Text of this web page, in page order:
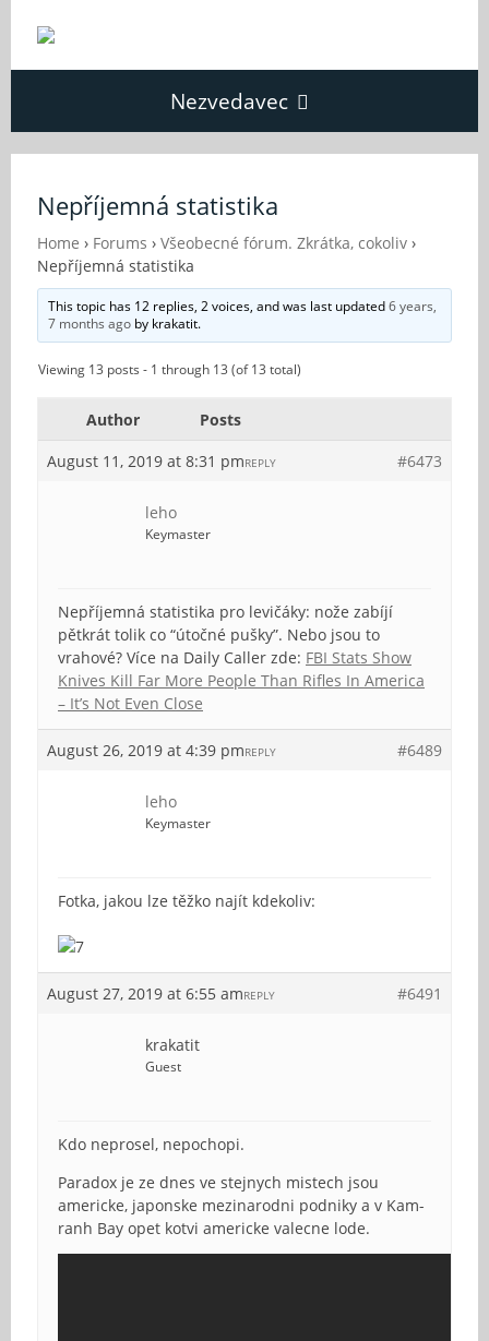
Nezvedavec
Fórum
O Nezvědavci
Kontakt
Nepříjemná statistika
Home › Forums › Všeobecné fórum. Zkrátka, cokoliv ›
Nepříjemná statistika
This topic has 12 replies, 2 voices, and was last updated6 years,
7 months ago by krakatit.
Viewing 13 posts - 1 through 13 (of 13 total)
Author
Posts
August 11, 2019 at 8:31 pm
#6473
REPLY
leho
Keymaster
Nepříjemná statistika pro levičáky: nože zabíjí
pětkrát tolik co “útočné pušky”. Nebo jsou to
vrahové? Více na Daily Caller zde: FBI Stats Show
Knives Kill Far More People Than Rifles In America
– It’s Not Even Close
August 26, 2019 at 4:39 pm #6489
REPLY
leho
Keymaster
Fotka, jakou lze těžko najít kdekoliv:
August 27, 2019 at 6:55 am #6491
REPLY
krakatit
Guest
Kdo neprosel, nepochopi.
Paradox je ze dnes ve stejnych mistech jsou
americke, japonske mezinarodni podniky a v Kam-
ranh Bay opet kotvi americke valecne lode.